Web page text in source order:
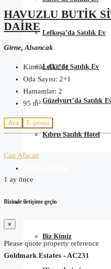
Lefkoşa’da Satılık Ev
Lefke’de Satılık Ev
Güzelyurt’da Satılık
Kıbrıs Satılık Hotel
Hakkımızda
Biz Kimiz
HAVUZLU BUTIK
DAIRE
Girne, Alsancak
Kimlik:AC231
Oda Sayısı: 2+1
Hamamlar: 2
95 m²
Ara E-posta
Can Afacan
1 ay önce
Bizimle iletişime geçin
×
Please quote property reference
Goldmark Estates - AC231